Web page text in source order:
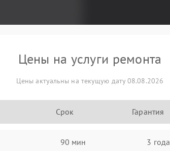
Цены на услуги ремонта
Цены актуальны на текущую дату 08.08.2026
Срок Гарантия
90 мин 3 года